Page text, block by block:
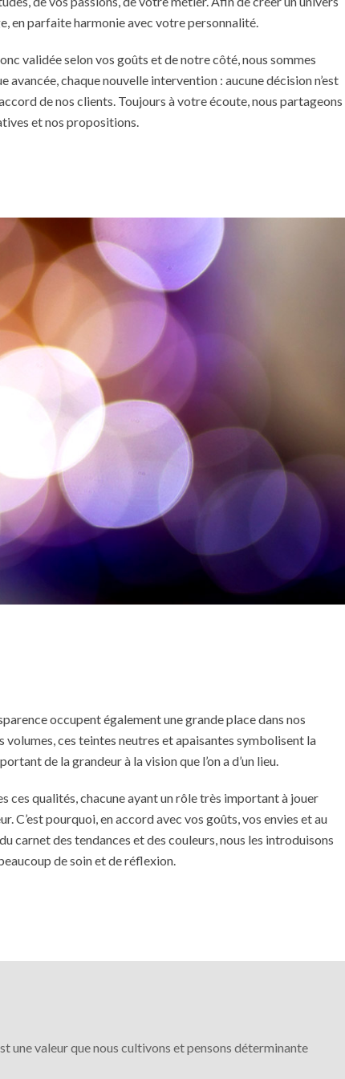
en parfaite harmonie avec votre personnalité.
validée selon vos goûts et de notre côté, nous sommes
avancée, chaque nouvelle intervention : aucune décision n’est
de nos clients. Toujours à votre écoute, nous partageons
et nos propositions.
occupent également une grande place dans nos
volumes, ces teintes neutres et apaisantes symbolisent la
de la grandeur à la vision que l’on a d’un lieu.
ces qualités, chacune ayant un rôle très important à jouer
C’est pourquoi, en accord avec vos goûts, vos envies et au
carnet des tendances et des couleurs, nous les introduisons
de soin et de réflexion.
une valeur que nous cultivons et pensons déterminante